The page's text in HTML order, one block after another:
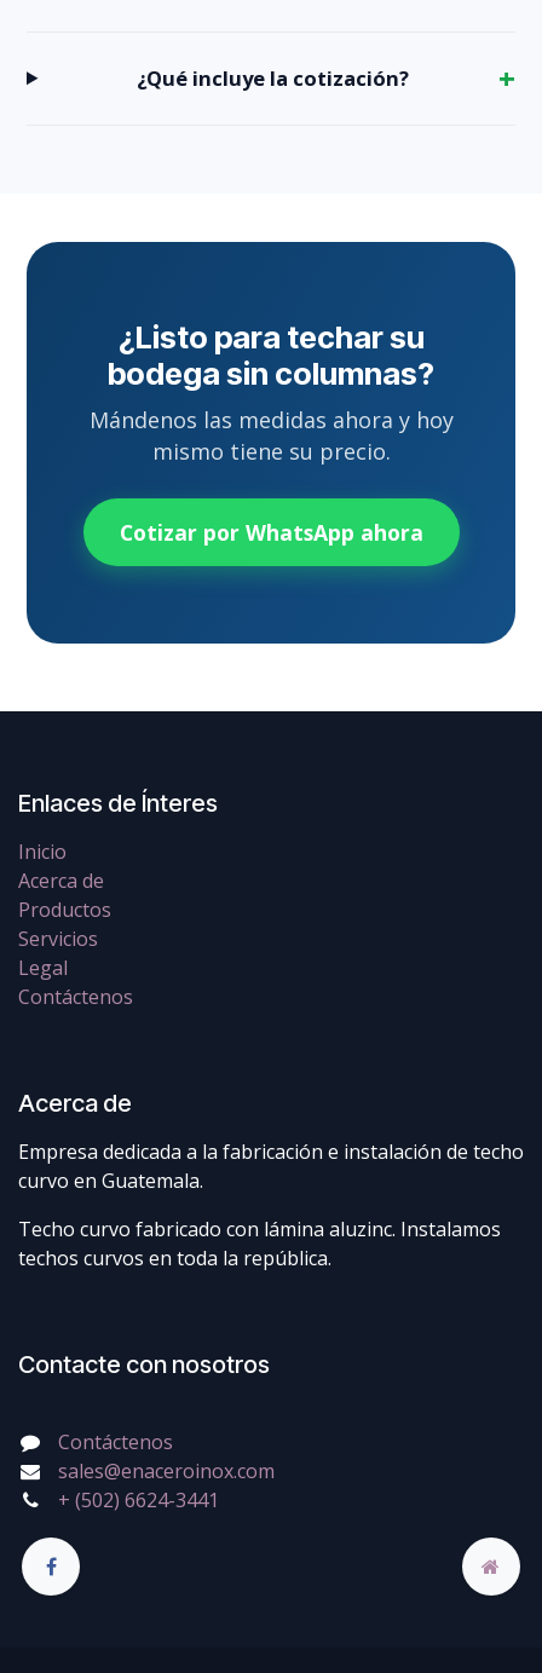
¿Qué incluye la cotización?
¿Listo para techar su
bodega sin columnas?
Mándenos las medidas ahora y hoy
mismo tiene su precio.
Cotizar por WhatsApp ahora
Enlaces de Ínteres
Inicio
Acerca de
Productos
Servicios
Legal
Contáctenos
Acerca de
Empresa dedicada a la fabricación e instalación de techo
curvo en Guatemala.
Techo curvo fabricado con lámina aluzinc. Instalamos
techos curvos en toda la república.
Contacte con nosotros
Contáctenos
sales@enaceroinox.com
+ (502) 6624-3441